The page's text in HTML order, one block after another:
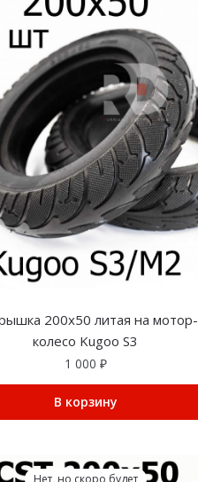
200х50 литая на мотор-
колесо Kugoo S3
1 000 ₽
В корзину
Нет, но скоро будет